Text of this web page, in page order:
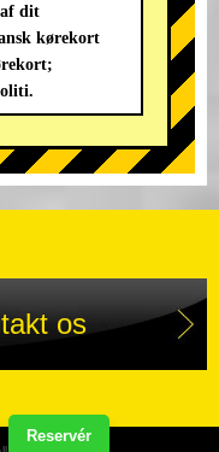
Reservér
dit
kørekort
os